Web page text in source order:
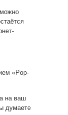
«Pop-
на ваш
думаете